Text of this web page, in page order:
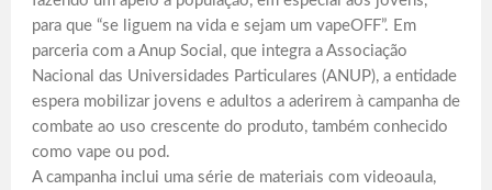
para que “se liguem na vida e sejam um vapeOFF”. Em
parceria com a Anup Social, que integra a Associação
Nacional das Universidades Particulares (ANUP), a entidade
espera mobilizar jovens e adultos a aderirem à campanha de
combate ao uso crescente do produto, também conhecido
como vape ou pod.
A campanha inclui uma série de materiais com videoaula,